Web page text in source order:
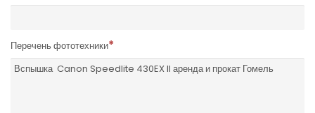
Перечень фототехники